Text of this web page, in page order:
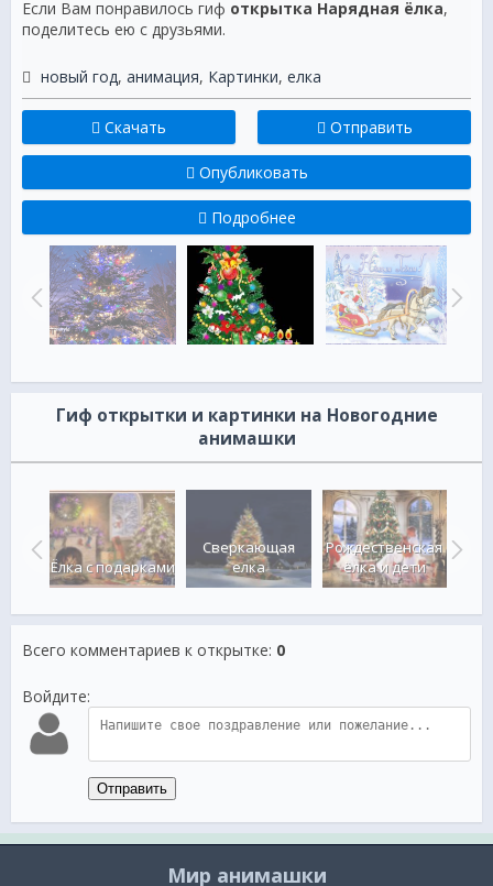
Если Вам понравилось гиф открытка Нарядная ёлка,
поделитесь ею с друзьями.
новый год, анимация, Картинки, елка
Скачать Отправить
Опубликовать
Подробнее
Гиф открытки и картинки на Новогодние
анимашки
Ёлка с подарками
Сверкающая
елка
Рождественская
ёлка и дети
Всего комментариев к открытке: 0
Войдите:
Отправить
Мир анимашки